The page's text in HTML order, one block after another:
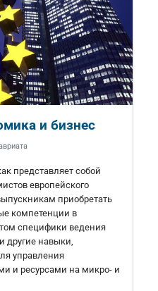
и бизнес
представляет собой
европейского
приобретать
компетенции в
специфики ведения
другие навыки,
управления
и ресурсами на микро- и